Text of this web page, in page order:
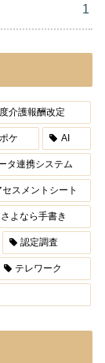
1
介護報酬改定
ケ AI
タ連携システム
セスメントシート
さよなら手書き
認定調査
テレワーク